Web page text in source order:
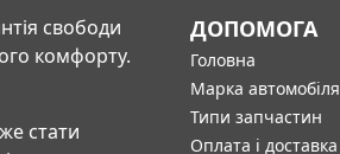
свободи
комфорту.
стати
ДОПОМОГА
Головна
Марка автомобіля
Типи запчастин
Оплата і доставка